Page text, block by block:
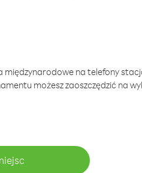
międzynarodowe na telefony
możesz zaoszczędzić na